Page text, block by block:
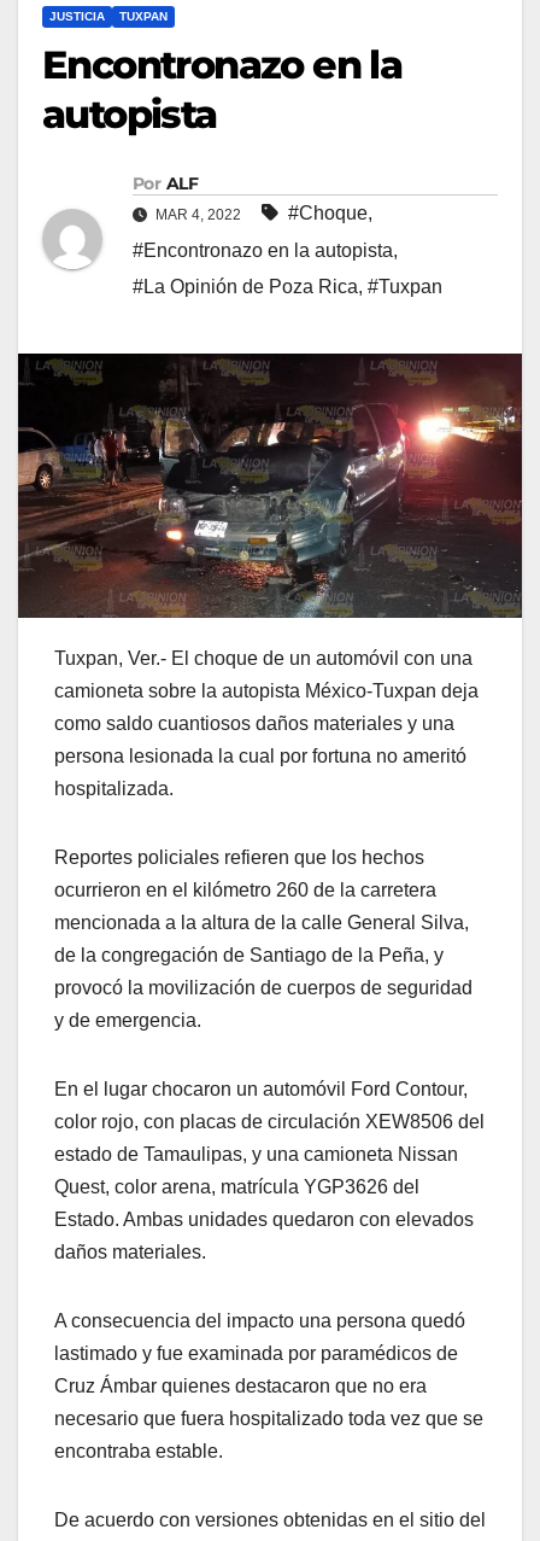
JUSTICIA TUXPAN
Encontronazo en la
autopista
Por ALF
MAR 4, 2022 #Choque,
#Encontronazo en la autopista,
#La Opinión de Poza Rica, #Tuxpan
Tuxpan, Ver.- El choque de un automóvil con una
camioneta sobre la autopista México-Tuxpan deja
como saldo cuantiosos daños materiales y una
persona lesionada la cual por fortuna no ameritó
hospitalizada.
Reportes policiales refieren que los hechos
ocurrieron en el kilómetro 260 de la carretera
mencionada a la altura de la calle General Silva,
de la congregación de Santiago de la Peña, y
provocó la movilización de cuerpos de seguridad
y de emergencia.
En el lugar chocaron un automóvil Ford Contour,
color rojo, con placas de circulación XEW8506 del
estado de Tamaulipas, y una camioneta Nissan
Quest, color arena, matrícula YGP3626 del
Estado. Ambas unidades quedaron con elevados
daños materiales.
A consecuencia del impacto una persona quedó
lastimado y fue examinada por paramédicos de
Cruz Ámbar quienes destacaron que no era
necesario que fuera hospitalizado toda vez que se
encontraba estable.
De acuerdo con versiones obtenidas en el sitio del